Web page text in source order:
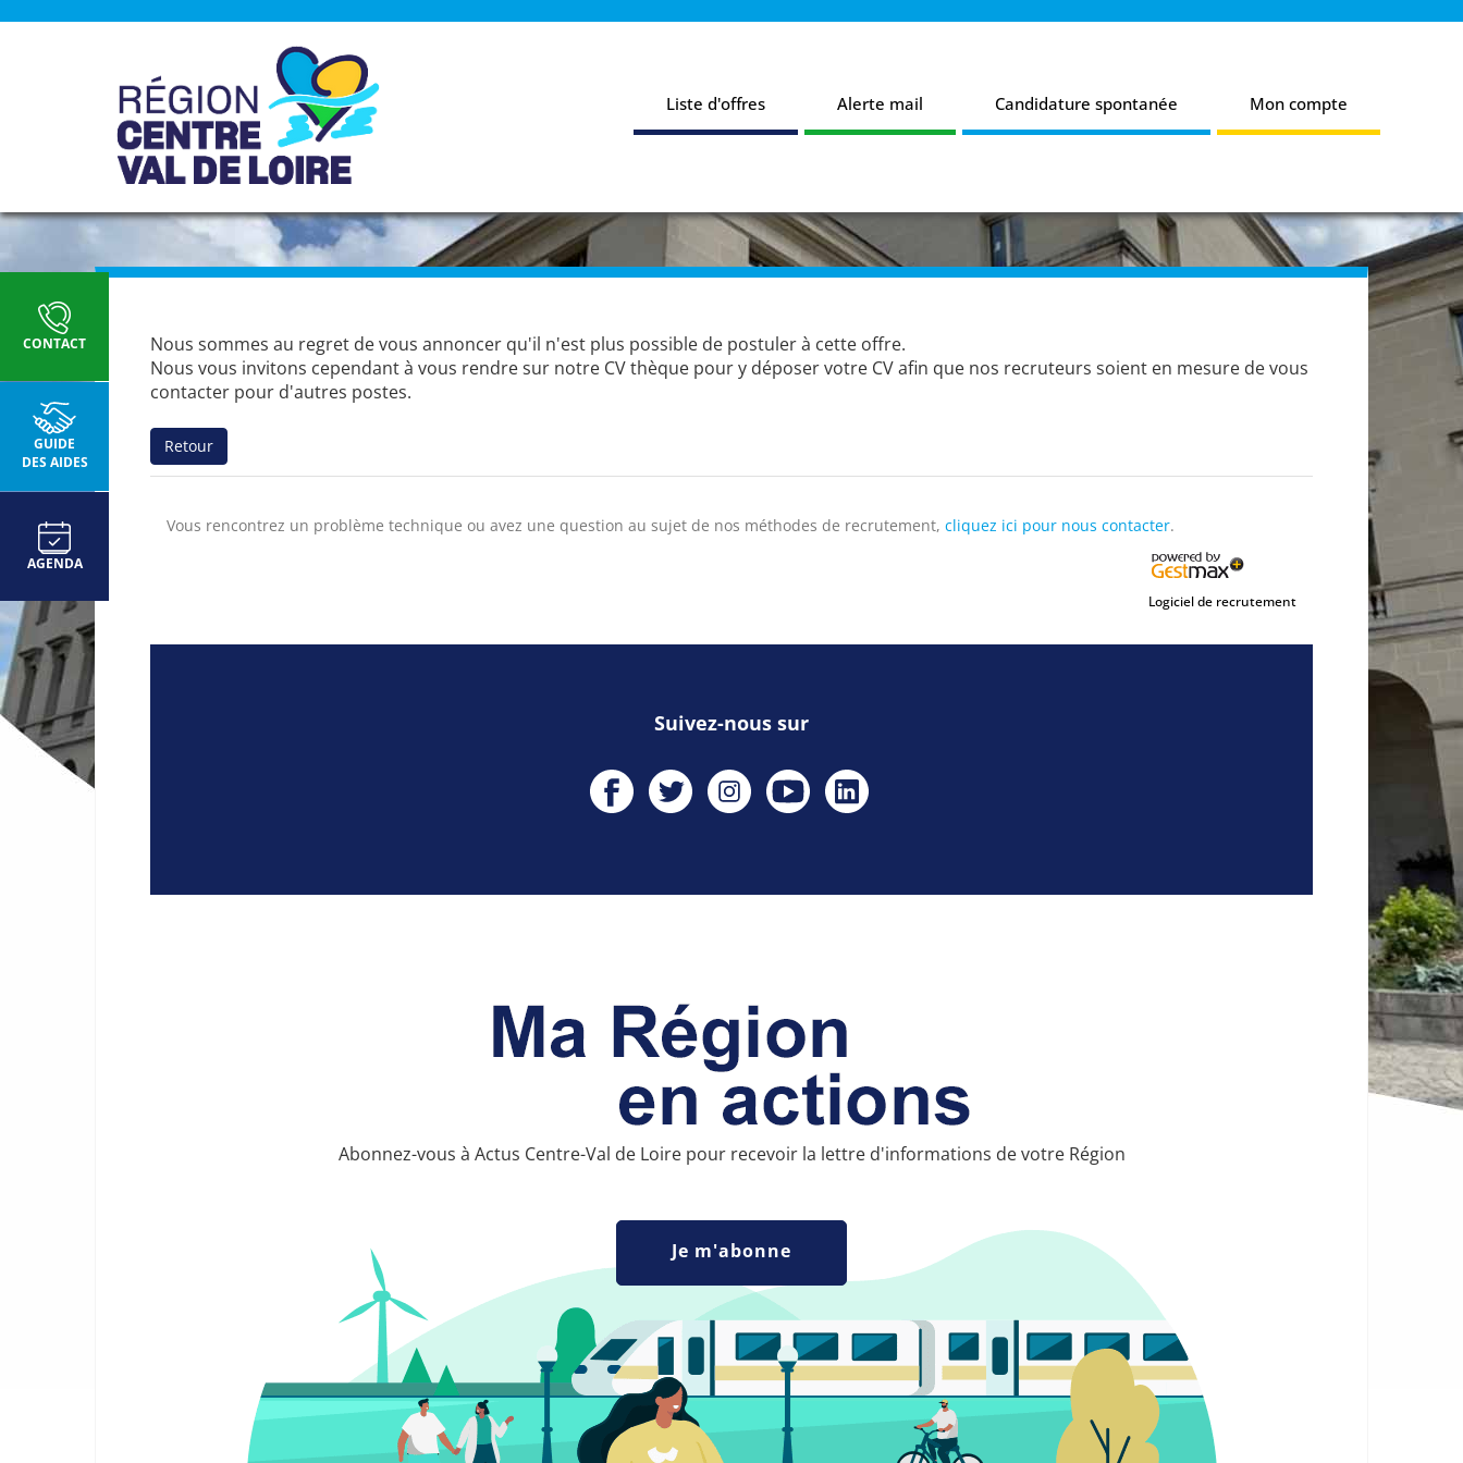
Liste d'offres Alerte mail Candidature spontanée Mon compte
Nous sommes au regret de vous annoncer qu'il n'est plus possible de postuler à cette offre.
Nous vous invitons cependant à vous rendre sur notre CV thèque pour y déposer votre CV afin que nos recruteurs soient en mesure de vous
contacter pour d'autres postes.
Retour
CONTACT
GUIDE
DES AIDES
AGENDA
Vous rencontrez un problème technique ou avez une question au sujet de nos méthodes de recrutement, cliquez ici pour nous contacter.
Logiciel de recrutement
Suivez-nous sur
Abonnez-vous à Actus Centre-Val de Loire pour recevoir la lettre d'informations de votre Région
Je m'abonne